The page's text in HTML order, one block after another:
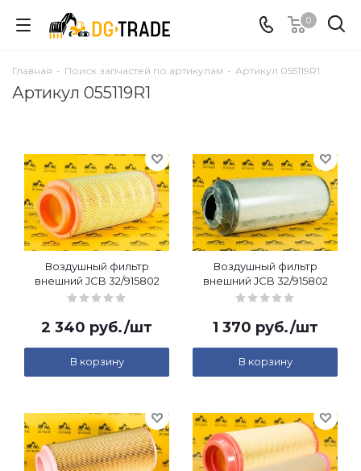
0
Главная - Поиск запчастей по артикулам - Артикул 055119R1
Артикул 055119R1
Воздушный фильтр
внешний JCB 32/915802
2 340 руб./шт
В корзину
Воздушный фильтр
внешний JCB 32/915802
1 370 руб./шт
В корзину